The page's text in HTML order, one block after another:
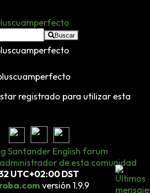
Buscar
registrado para utilizar esta
de esta comunidad
UTC+02:00 DST
versión 1.9.9